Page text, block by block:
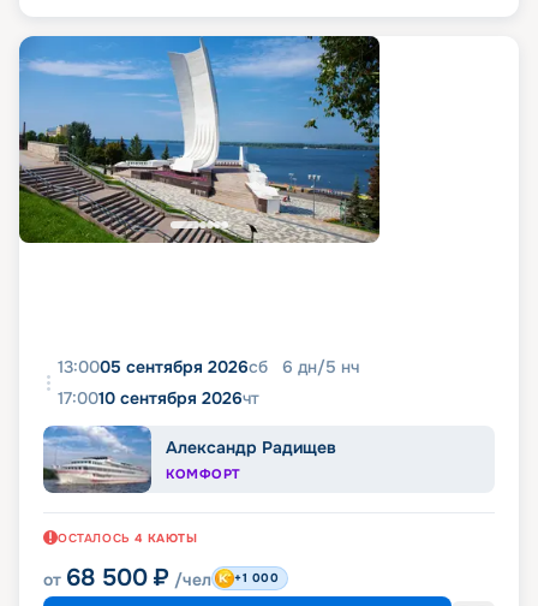
13:0005 сентября 2026сб 6 дн/5 нч
17:0010 сентября 2026чт
Александр Радищев
КОМФОРТ
ОСТАЛОСЬ 4 КАЮТЫ
от 68 500 ₽ /чел +1 000